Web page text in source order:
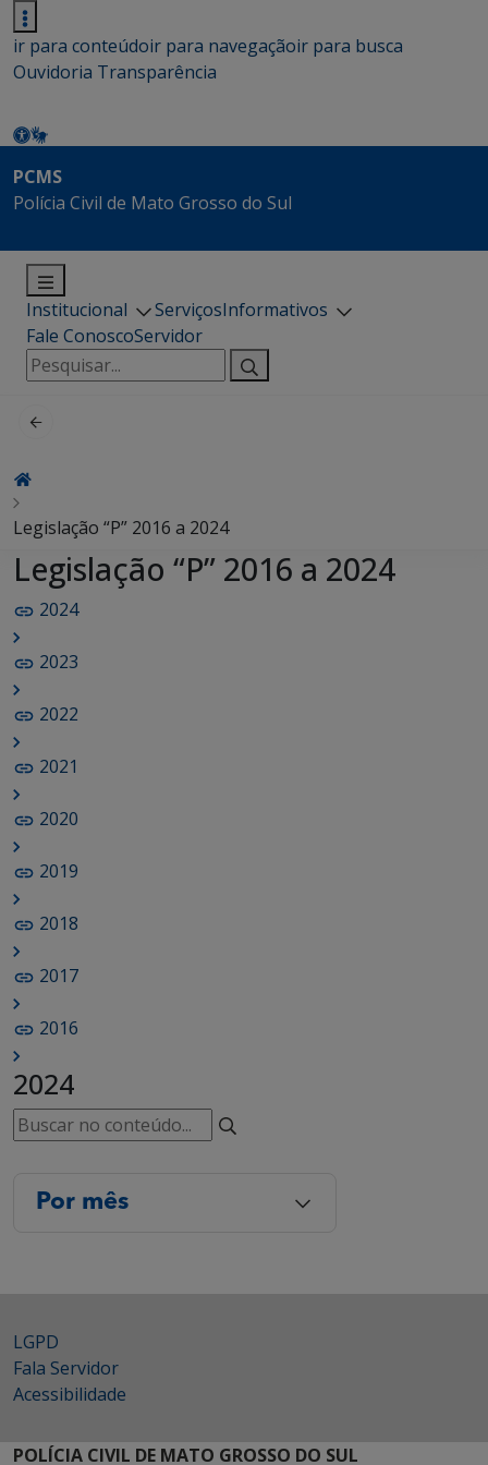
ir para conteúdoir para navegaçãoir para busca
Ouvidoria Transparência
PCMS
Polícia Civil de Mato Grosso do Sul
Institucional ServiçosInformativos
Fale ConoscoServidor
Pesquisar
por:
Legislação “P” 2016 a 2024
Legislação “P” 2016 a 2024
2024
2023
2022
2021
2020
2019
2018
2017
2016
2024
Por mês
LGPD
Fala Servidor
Acessibilidade
POLÍCIA CIVIL DE MATO GROSSO DO SUL